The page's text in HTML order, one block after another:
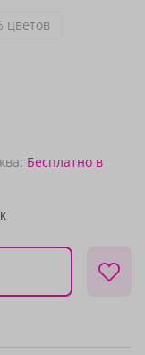
цветов
Бесплатно в